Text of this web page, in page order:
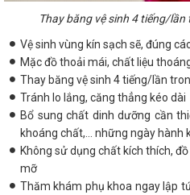
Thay băng vệ sinh 4 tiếng/lần
Vệ sinh vùng kín sạch sẽ, đúng
Mặc đồ thoải mái, chất liệu
Thay băng vệ sinh 4 tiếng/lần
Tránh lo lắng, căng thẳng kéo dài
Bổ sung chất dinh dưỡng cần
khoáng chất,... những ngày hành
Không sử dụng chất kích thích,
mỡ
Thăm khám phụ khoa ngay lập